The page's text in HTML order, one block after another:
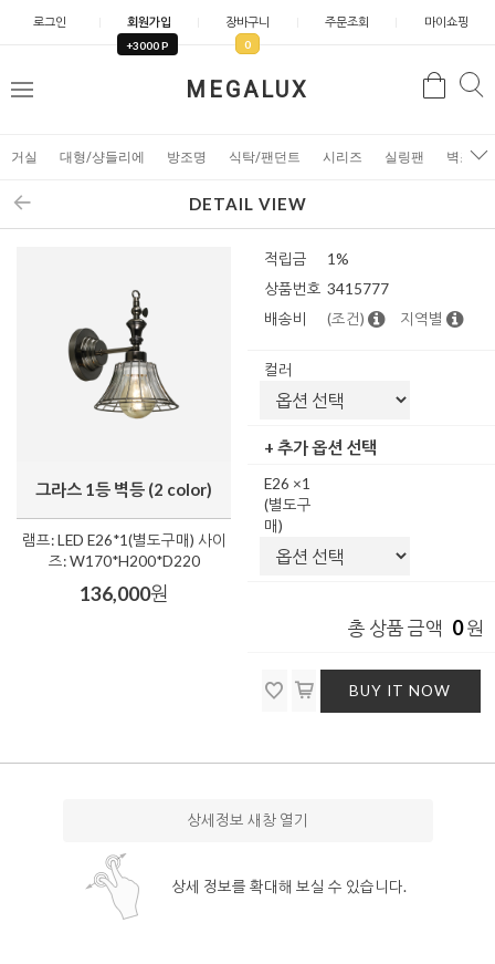
로그인 회원가입
+3000 P
장바구니
0
주문조회 마이쇼핑
MEGALUX
메
검
거실 대형/샹들리에 방조명 식탁/팬던트 시리즈 실링팬 벽조명
DETAIL VIEW
그라스 1등 벽등 (2 color)
램프: LED E26*1(별도구매) 사이
즈: W170*H200*D220
136,000원
적립금
1%
상품번호 3415777
배송비
(조건) 지역별
컬러
+ 추가 옵션 선택
E26 ×1
(별도구
매)
총 상품 금액 0원
BUY IT NOW
상세정보 새창 열기
상세 정보를 확대해 보실 수 있습니다.